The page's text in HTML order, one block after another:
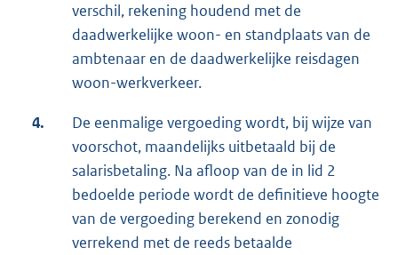
verschil, rekening houdend met de
daadwerkelijke woon- en standplaats van de
ambtenaar en de daadwerkelijke reisdagen
woon-werkverkeer.
4.
De eenmalige vergoeding wordt, bij wijze van
voorschot, maandelijks uitbetaald bij de
salarisbetaling. Na afloop van de in lid 2
bedoelde periode wordt de definitieve hoogte
van de vergoeding berekend en zonodig
verrekend met de reeds betaalde